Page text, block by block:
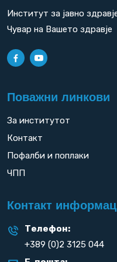
Институт за јавно
Чувар на Вашето здравје
Поважни линкови
За институтот
Контакт
Пофалби и поплаки
ЧПП
Контакт
Телефон:
+389 (0)2 3125 044